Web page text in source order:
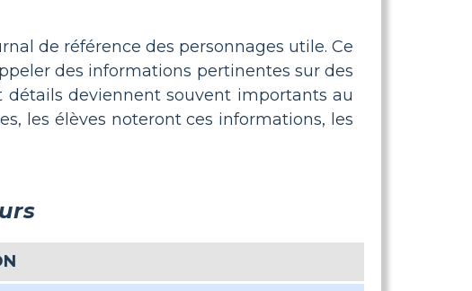
de référence des personnages utile. Ce
des informations pertinentes sur des
deviennent souvent importants au
les élèves noteront ces informations, les